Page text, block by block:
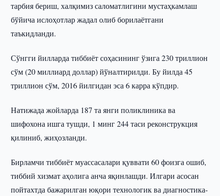
тарбия бериш, халқимиз саломатлигини мустаҳкамлаш
бўйича ислоҳотлар жадал олиб борилаётгани
таъкидланди.
Сўнгги йилларда тиббиёт соҳасининг ўзига 230 триллион
сўм (20 миллиард доллар) йўналтирилди. Бу йилда 45
триллион сўм, 2016 йилгидан эса 6 карра кўпдир.
Натижада жойларда 187 та янги поликлиника ва
шифохона ишга тушди, 1 минг 244 таси реконструкция
қилиниб, жиҳозланди.
Бирламчи тиббиёт муассасалари қуввати 60 фоизга ошиб,
тиббий хизмат аҳолига анча яқинлашди. Илгари асосан
пойтахтда бажарилган юқори технологик ва диагностика-